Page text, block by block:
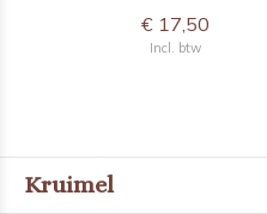
€ 17,50
Incl. btw
Kruimel